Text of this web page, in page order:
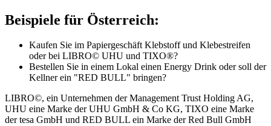
Beispiele für Österreich:
Kaufen Sie im Papiergeschäft Klebstoff und Klebestreifen
oder bei LIBRO© UHU und TIXO®?
Bestellen Sie in einem Lokal einen Energy Drink oder soll der
Kellner ein "RED BULL" bringen?
LIBRO©, ein Unternehmen der Management Trust Holding AG,
UHU eine Marke der UHU GmbH & Co KG, TIXO eine Marke
der tesa GmbH und RED BULL ein Marke der Red Bull GmbH